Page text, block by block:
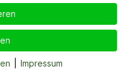
Impressum